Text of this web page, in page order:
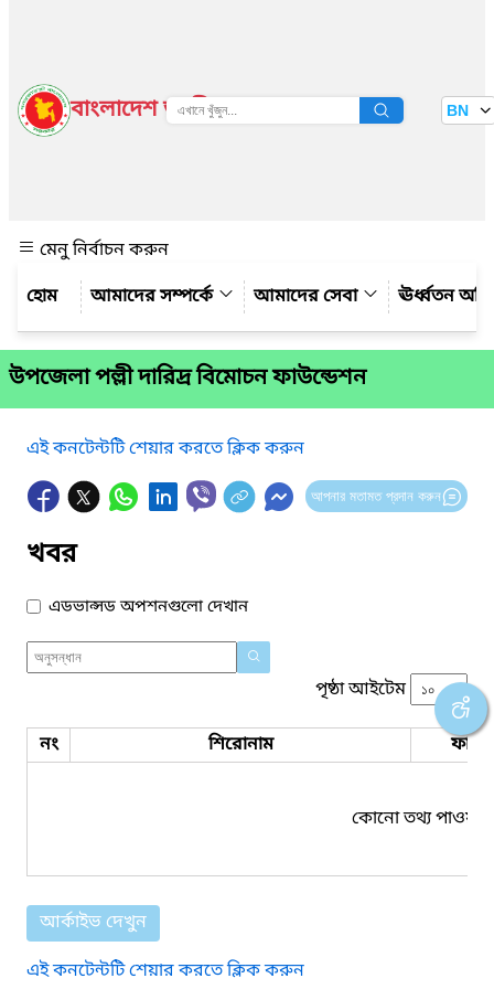
বাংলাদেশ জাতীয় তথ্য বাতায়ন BN
মেনু নির্বাচন করুন
আমাদের সম্পর্কে
আমাদের সেবা ঊর্ধ্বতন
উপজেলা পল্লী দারিদ্র বিমোচন ফাউন্ডেশন
এই কনটেন্টটি শেয়ার করতে ক্লিক করুন
আপনার মতামত প্রদান করুন
খবর
এডভান্সড অপশনগুলো দেখান
পৃষ্ঠা আইটেম
নং শিরোনাম ফাইল
কোনো তথ্য পাওয়া
আর্কাইভ দেখুন
এই কনটেন্টটি শেয়ার করতে ক্লিক করুন